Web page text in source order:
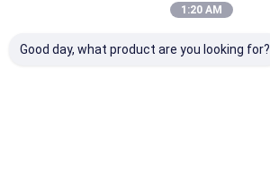
1:20 AM
Good day, what product are you looking for?